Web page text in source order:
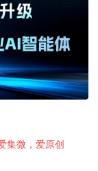
集微，爱原创